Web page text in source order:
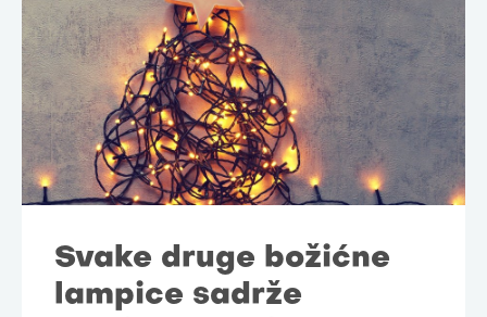
Svake druge božićne
lampice sadrže